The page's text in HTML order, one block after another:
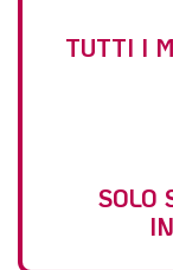
TUTTI I
SOLO